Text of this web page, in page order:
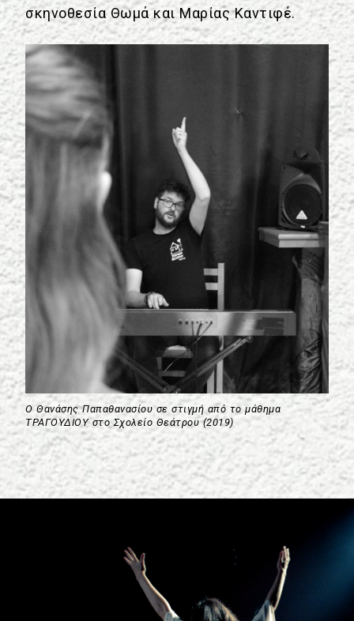
σκηνοθεσία Θωμά και Μαρίας Καντιφέ.
Ο Θανάσης Παπαθανασίου σε στιγμή από το μάθημα
ΤΡΑΓΟΥΔΙΟΥ στο Σχολείο Θεάτρου (2019)